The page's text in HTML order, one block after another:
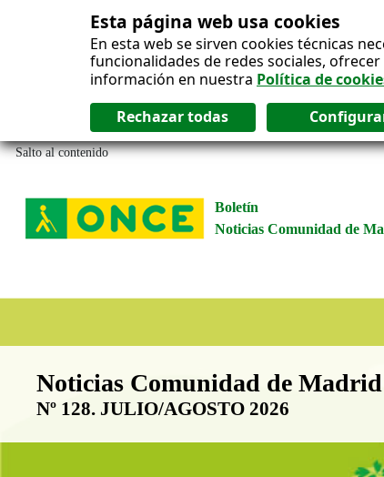
Esta página web usa cookies
En esta web se sirven cookies técnicas
funcionalidades de redes sociales,
información en nuestra Política de
Salto al contenido
Boletín
Noticias Comunidad de
Boletín Noticias Comunidad
Noticias Comunidad de Madrid
Nº 128. JULIO/AGOSTO 2026